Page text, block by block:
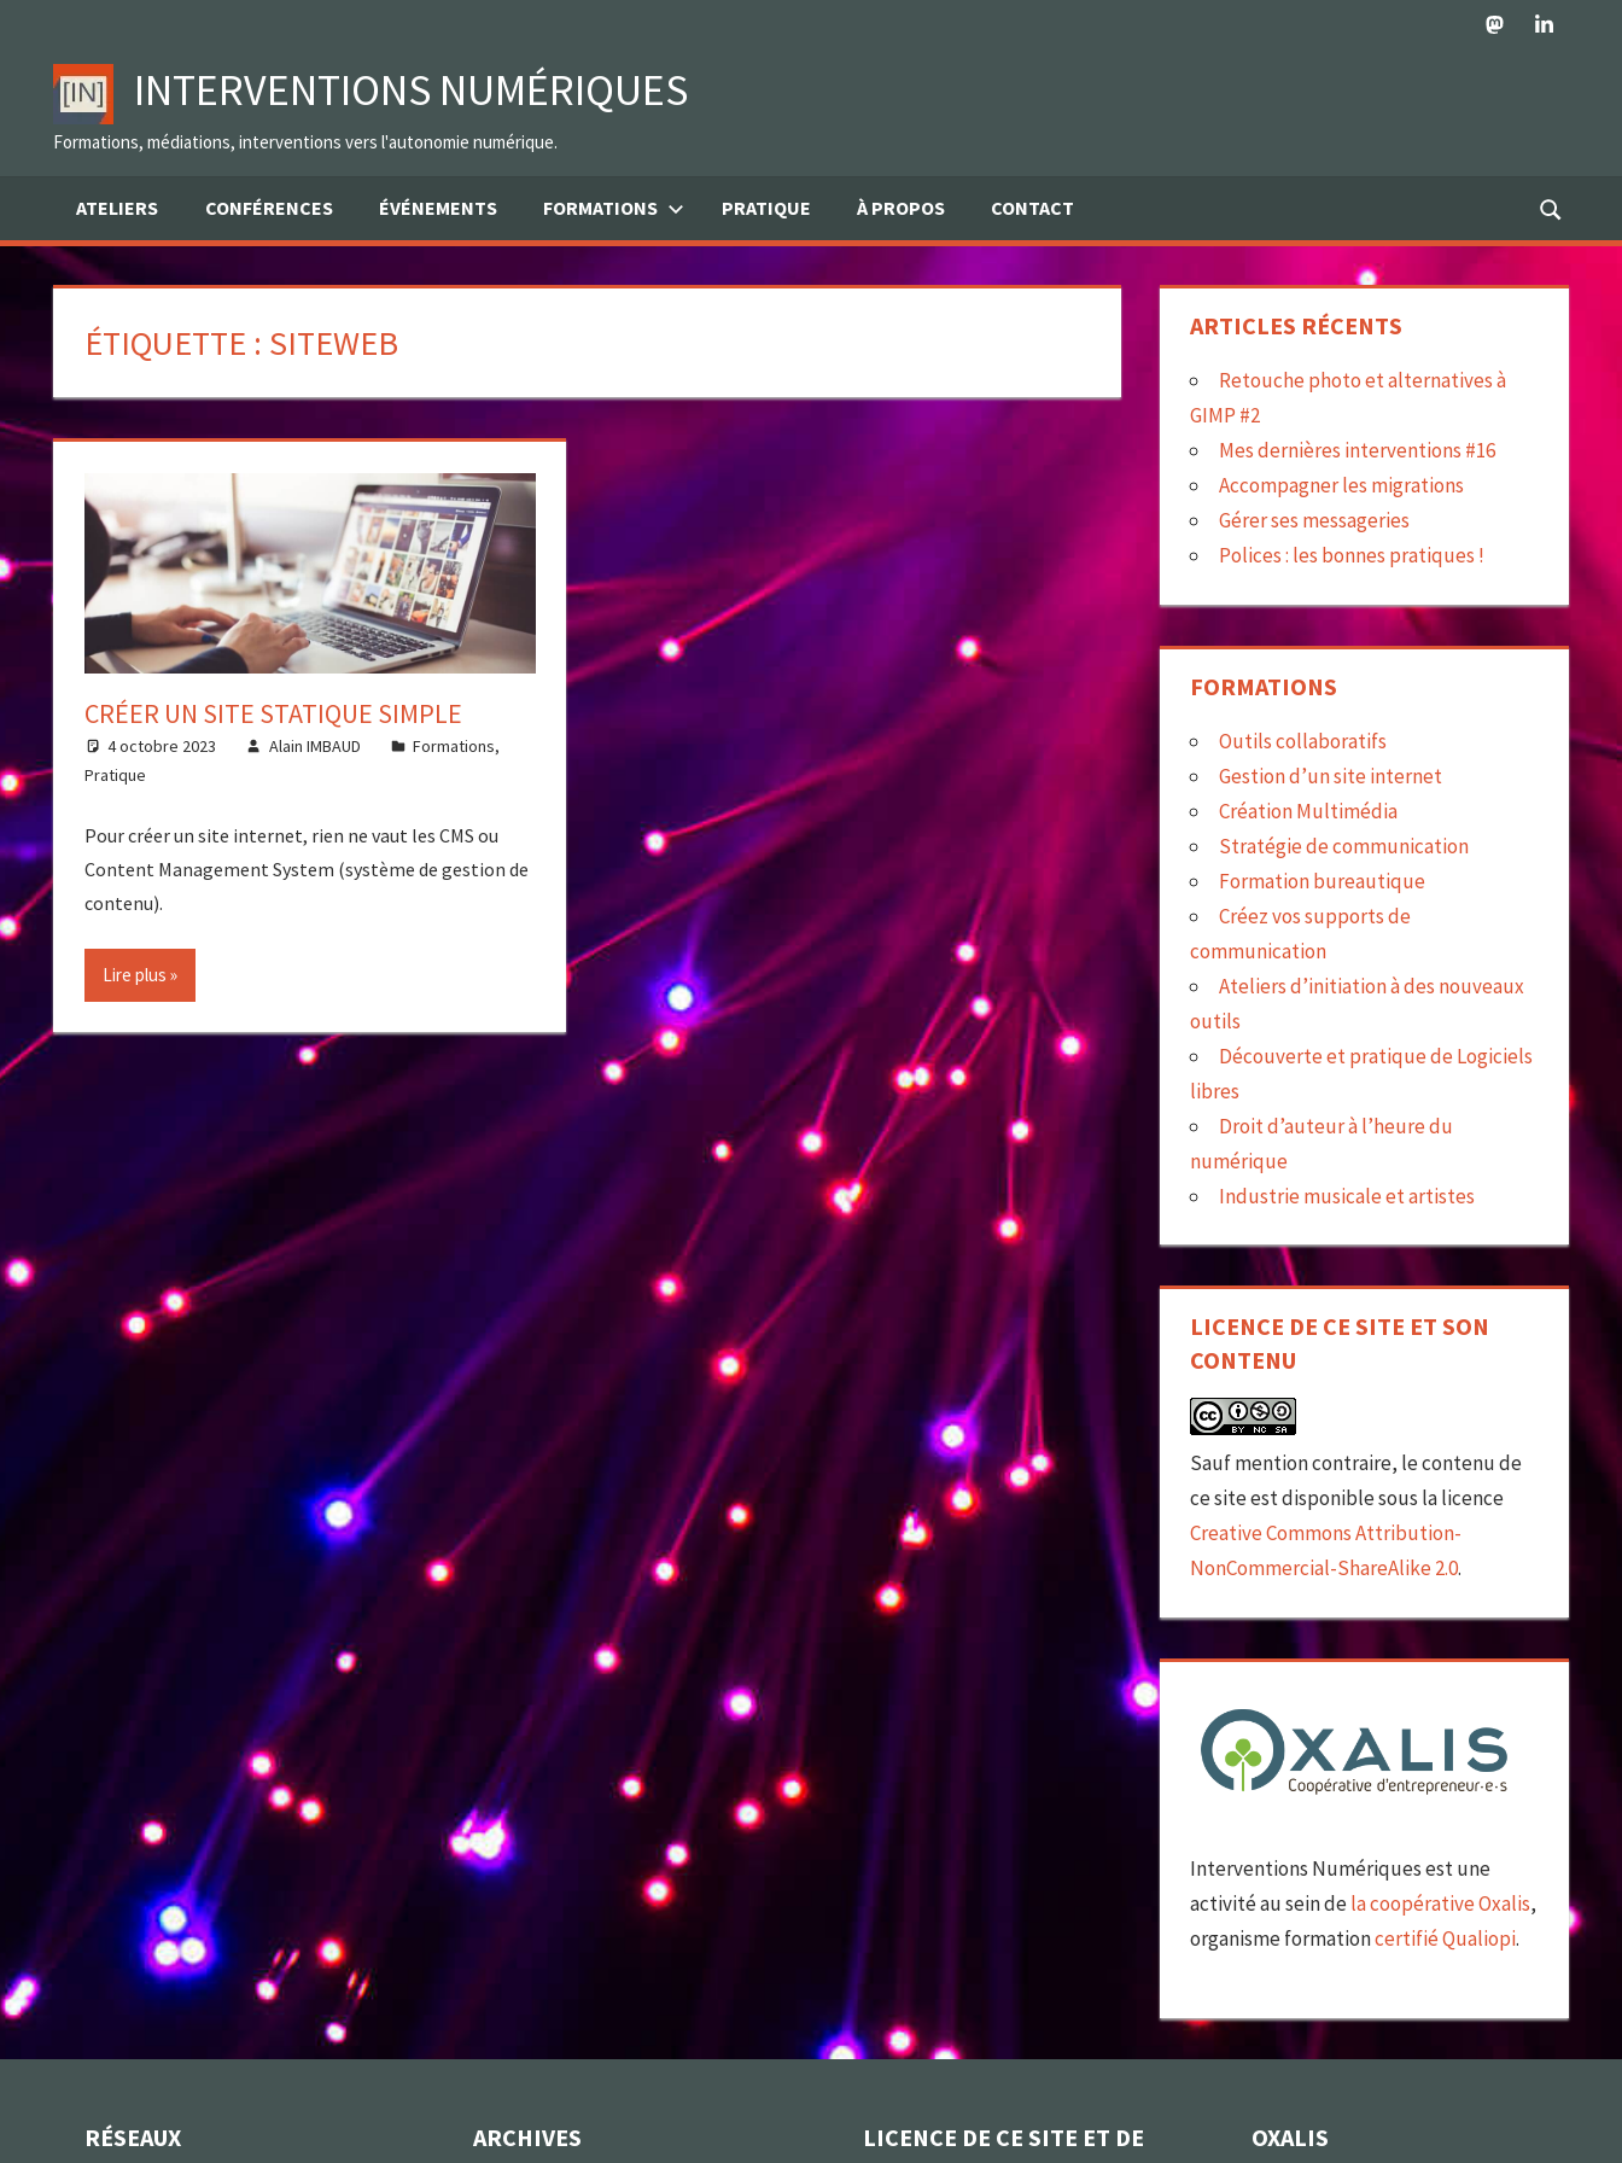
content
MastodonLinkedIn
INTERVENTIONS NUMÉRIQUES
Formations, médiations, interventions vers l'autonomie numérique.
ATELIERS CONFÉRENCES ÉVÉNEMENTS FORMATIONS PRATIQUE À PROPOS CONTACT
ÉTIQUETTE : SITEWEB
CRÉER UN SITE STATIQUE SIMPLE
4 octobre 2023 Alain IMBAUD Formations,
Pratique
Pour créer un site internet, rien ne vaut les CMS ou
Content Management System (système de gestion de
contenu).
Lire plus
ARTICLES RÉCENTS
Retouche photo et alternatives à
GIMP #2
Mes dernières interventions #16
Accompagner les migrations
Gérer ses messageries
Polices : les bonnes pratiques !
FORMATIONS
Outils collaboratifs
Gestion d’un site internet
Création Multimédia
Stratégie de communication
Formation bureautique
Créez vos supports de
communication
Ateliers d’initiation à des nouveaux
outils
Découverte et pratique de Logiciels
libres
Droit d’auteur à l’heure du
numérique
Industrie musicale et artistes
LICENCE DE CE SITE ET SON
CONTENU
Sauf mention contraire, le contenu de
ce site est disponible sous la licence
Creative Commons Attribution-
NonCommercial-ShareAlike 2.0.
Interventions Numériques est une
activité au sein dela coopérative Oxalis,
organisme formationcertifié Qualiopi.
RÉSEAUX ARCHIVES
LICENCE DE CE SITE ET DE
OXALIS